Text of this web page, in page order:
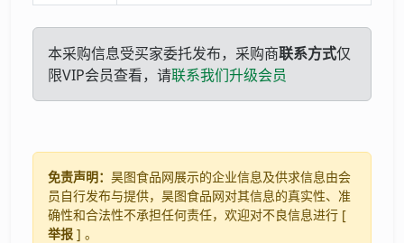
本采购信息受买家委托发布，采购商联系方式仅
限VIP会员查看，请联系我们升级会员
免责声明： 昊图食品网展示的企业信息及供求信息由会
员自行发布与提供，昊图食品网对其信息的真实性、准
确性和合法性不承担任何责任，欢迎对不良信息进行 [
举报 ] 。